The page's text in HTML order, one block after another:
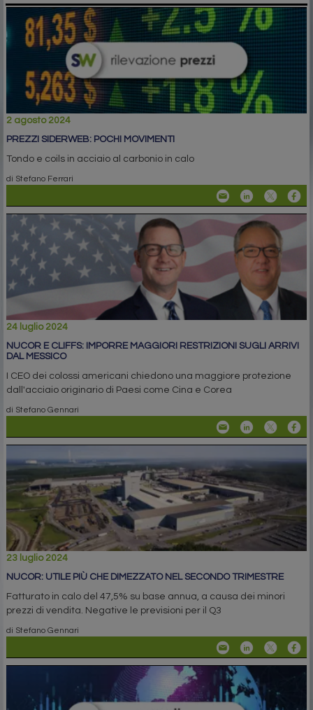
2 agosto 2024
PREZZI SIDERWEB: POCHI MOVIMENTI
Tondo e coils in acciaio al carbonio in calo
di Stefano Ferrari
24 luglio 2024
NUCOR E CLIFFS: IMPORRE MAGGIORI RESTRIZIONI SUGLI ARRIVI
DAL MESSICO
I CEO dei colossi americani chiedono una maggiore protezione
dall'acciaio originario di Paesi come Cina e Corea
di Stefano Gennari
23 luglio 2024
NUCOR: UTILE PIÙ CHE DIMEZZATO NEL SECONDO TRIMESTRE
Fatturato in calo del 47,5% su base annua, a causa dei minori
prezzi di vendita. Negative le previsioni per il Q3
di Stefano Gennari